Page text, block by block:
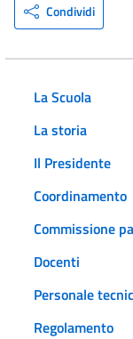
Condividi
La Scuola
La storia
Il Presidente
Coordinamento
Commissione
Docenti
Personale
Regolamento